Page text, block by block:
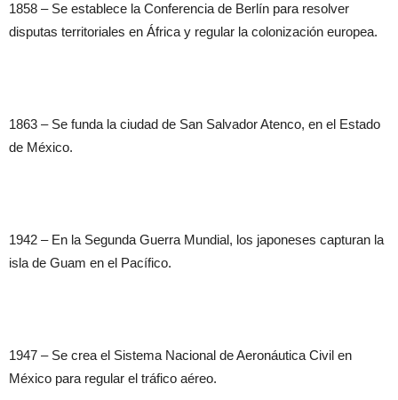
1858 – Se establece la Conferencia de Berlín para resolver
disputas territoriales en África y regular la colonización europea.
1863 – Se funda la ciudad de San Salvador Atenco, en el Estado
de México.
1942 – En la Segunda Guerra Mundial, los japoneses capturan la
isla de Guam en el Pacífico.
1947 – Se crea el Sistema Nacional de Aeronáutica Civil en
México para regular el tráfico aéreo.